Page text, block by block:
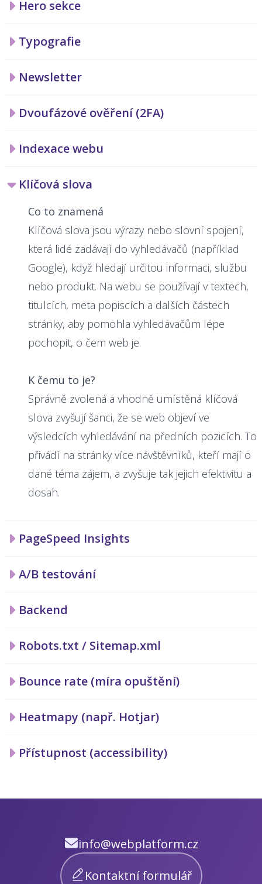
Hero sekce
Typografie
Newsletter
Dvoufázové ověření (2FA)
Indexace webu
Klíčová slova
Co to znamená
Klíčová slova jsou výrazy nebo slovní spojení,
která lidé zadávají do vyhledávačů (například
Google), když hledají určitou informaci, službu
nebo produkt. Na webu se používají v textech,
titulcích, meta popiscích a dalších částech
stránky, aby pomohla vyhledávačům lépe
pochopit, o čem web je.
K čemu to je?
Správně zvolená a vhodně umístěná klíčová
slova zvyšují šanci, že se web objeví ve
výsledcích vyhledávání na předních pozicích. To
přivádí na stránky více návštěvníků, kteří mají o
dané téma zájem, a zvyšuje tak jejich efektivitu a
dosah.
PageSpeed Insights
A/B testování
Backend
Robots.txt / Sitemap.xml
Bounce rate (míra opuštění)
Heatmapy (např. Hotjar)
Přístupnost (accessibility)
info@webplatform.cz
Kontaktní formulář